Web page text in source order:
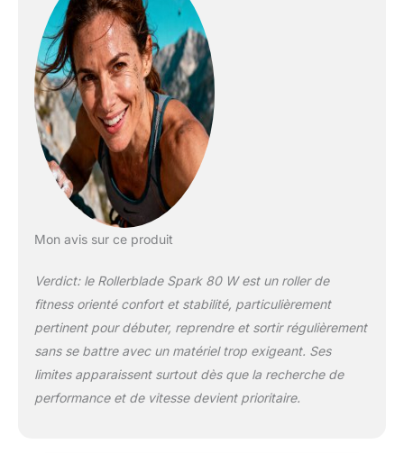
Mon avis sur ce produit
Verdict: le Rollerblade Spark 80 W est un roller de
fitness orienté confort et stabilité, particulièrement
pertinent pour débuter, reprendre et sortir régulièrement
sans se battre avec un matériel trop exigeant. Ses
limites apparaissent surtout dès que la recherche de
performance et de vitesse devient prioritaire.